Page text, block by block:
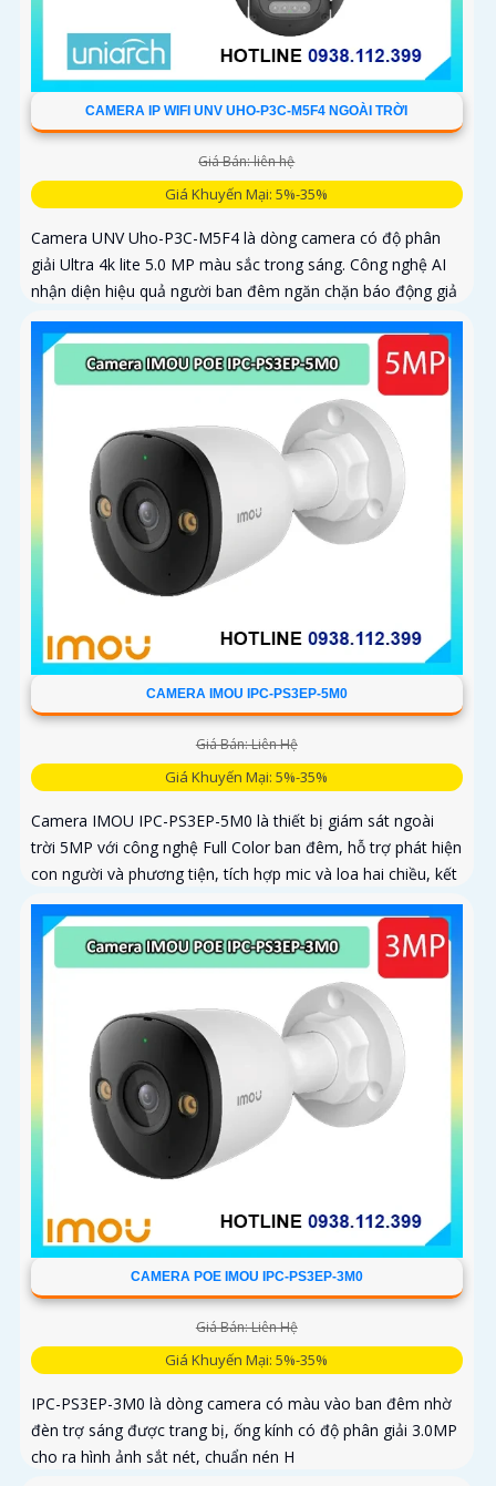
CAMERA IP WIFI UNV UHO-P3C-M5F4 NGOÀI TRỜI
Giá Bán: liên hệ
Giá Khuyến Mại: 5%-35%
Camera UNV Uho-P3C-M5F4 là dòng camera có độ phân
giải Ultra 4k lite 5.0 MP màu sắc trong sáng. Công nghệ AI
nhận diện hiệu quả người ban đêm ngăn chặn báo động giả
CAMERA IMOU IPC-PS3EP-5M0
Giá Bán: Liên Hệ
Giá Khuyến Mại: 5%-35%
Camera IMOU IPC-PS3EP-5M0 là thiết bị giám sát ngoài
trời 5MP với công nghệ Full Color ban đêm, hỗ trợ phát hiện
con người và phương tiện, tích hợp mic và loa hai chiều, kết
nối PoE tiện lợi, phù hợp cho gia đình, cửa hàng và văn
phòng
CAMERA POE IMOU IPC-PS3EP-3M0
Giá Bán: Liên Hệ
Giá Khuyến Mại: 5%-35%
IPC-PS3EP-3M0 là dòng camera có màu vào ban đêm nhờ
đèn trợ sáng được trang bị, ống kính có độ phân giải 3.0MP
cho ra hình ảnh sắt nét, chuẩn nén H